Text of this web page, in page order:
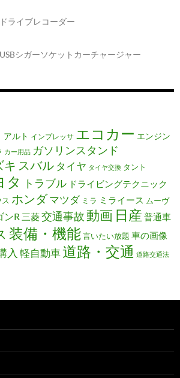
ライブレコーダー
シガーソケットカーチャージャー
アルト インプレッサ エコカー エンジン
カー用品 ガソリンスタンド
キ スバル タイヤ タイヤ交換 タント
タ トラブル ドライビングテクニック
ホンダマツダ ミラ ミライース ムーヴ
ンR 三菱交通事故動画 日産 普通車
装備・機能言いたい放題 車の画像
入 軽自動車道路・交通 道路交通法